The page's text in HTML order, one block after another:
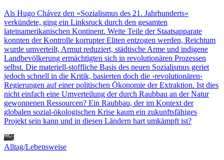
Als Hugo Chávez den »Sozialismus des 21. Jahrhunderts«
verkündete, ging ein Linksruck durch den gesamten
lateinamerikanischen Kontinent. Weite Teile der Staatsapparate
konnten der Kontrolle korrupter Eliten entzogen werden, Reichtum
wurde umverteilt, Armut reduziert, städtische Arme und indigene
Landbevölkerung ermächtigten sich in revolutionären Prozessen
selbst. Die materiell-stoffliche Basis des neuen Sozialismus geriet
jedoch schnell in die Kritik, basierten doch die ›revolutionären‹
Regierungen auf einer politischen Ökonomie der Extraktion. Ist dies
nicht einfach eine Umverteilung der durch Raubbau an der Natur
gewonnenen Ressourcen? Ein Raubbau, der im Kontext der
globalen sozial-ökologischen Krise kaum ein zukunftsfähiges
Projekt sein kann und in diesen Ländern hart umkämpft ist?
Alltag/Lebensweise